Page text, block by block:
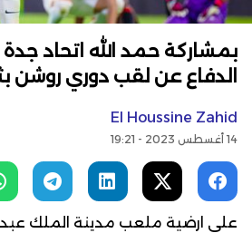
بمشاركة حمد الله اتحاد
الدفاع عن لقب دوري روشن
El Houssine Zahid
14 أغسطس 2023 - 19:21
على ارضية ملعب مدينة الملك